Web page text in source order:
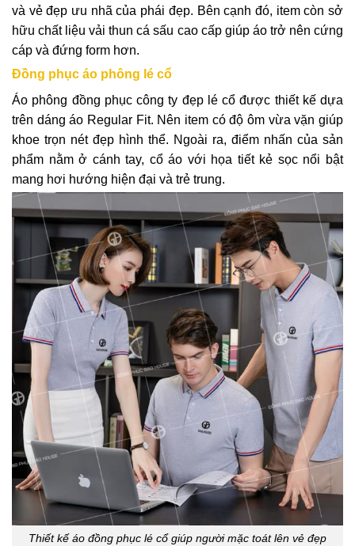
và vẻ đẹp ưu nhã của phái đẹp. Bên cạnh đó, item còn sở
hữu chất liệu vải thun cá sấu cao cấp giúp áo trở nên cứng
cáp và đứng form hơn.
Đồng phục áo phông lé cổ
Áo phông đồng phục công ty đẹp lé cổ được thiết kế dựa
trên dáng áo Regular Fit. Nên item có độ ôm vừa vặn giúp
khoe trọn nét đẹp hình thể. Ngoài ra, điểm nhấn của sản
phẩm nằm ở cánh tay, cổ áo với họa tiết kẻ sọc nổi bật
mang hơi hướng hiện đại và trẻ trung.
Thiết kế áo đồng phục lé cổ giúp người mặc toát lên vẻ đẹp